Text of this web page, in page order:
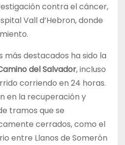
contra el cáncer,
Vall d’Hebron, donde
más destacados ha sido la
del Salvador, incluso
corriendo en 24 horas.
en la recuperación y
tramos que se
cerrados, como el
entre Llanos de Somerón